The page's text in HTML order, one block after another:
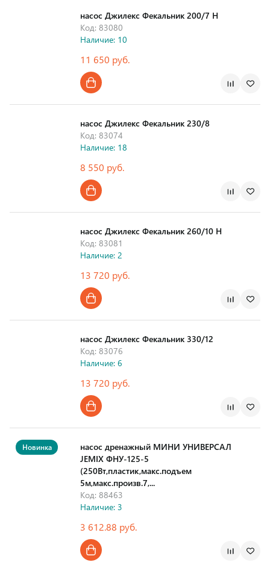
насос Джилекс Фекальник 200/7 Н
Код: 83080
Наличие: 10
11 650 руб.
насос Джилекс Фекальник 230/8
Код: 83074
Наличие: 18
8 550 руб.
насос Джилекс Фекальник 260/10 Н
Код: 83081
Наличие: 2
13 720 руб.
насос Джилекс Фекальник 330/12
Код: 83076
Наличие: 6
13 720 руб.
насос дренажный МИНИ УНИВЕРСАЛ
JEMIX ФНУ-125-5
(250Вт,пластик,макс.подъем
5м,макс.произв.7,...
Код: 88463
Наличие: 3
3 612.88 руб.
Новинка